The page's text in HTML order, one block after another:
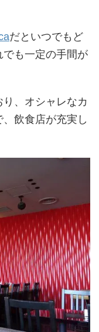
だといつでもど
でも一定の手間が
、オシャレなカ
飲食店が充実し